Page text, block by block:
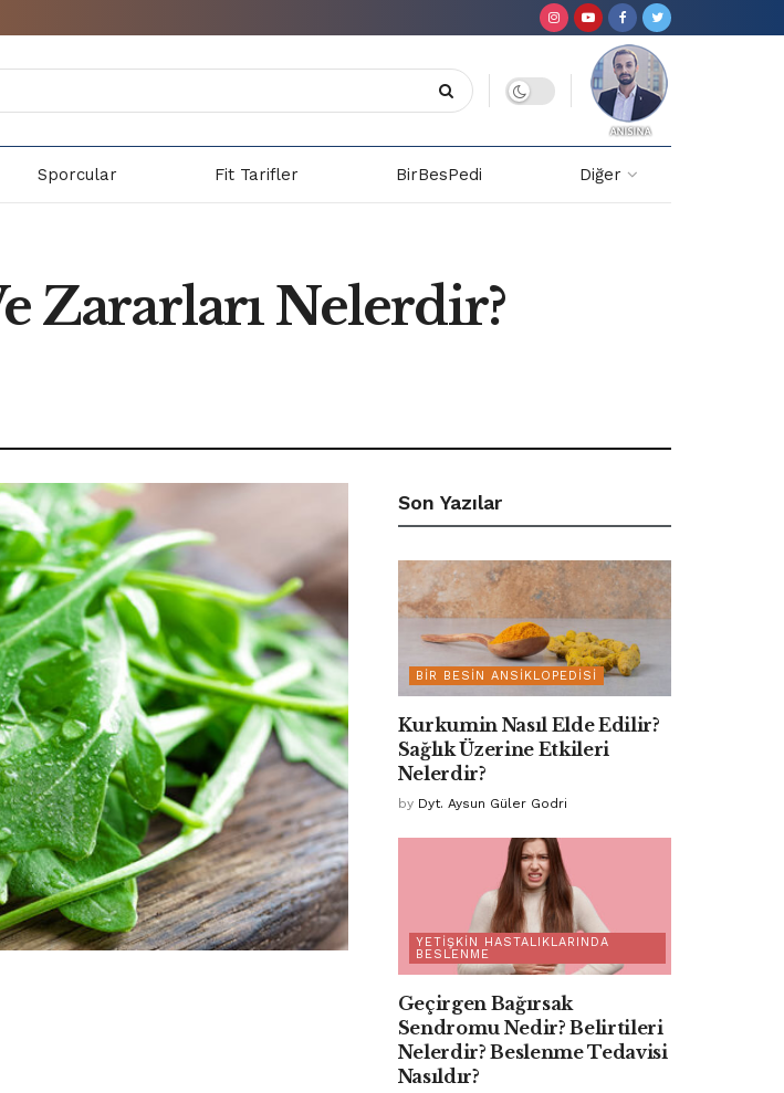
Sporcular Fit Tarifler BirBesPedi Diğer
Zararları Nelerdir?
Son Yazılar
BIR BESIN ANSIKLOPEDISI
Kurkumin Nasıl Elde Edilir?
Sağlık Üzerine Etkileri
Nelerdir?
by Dyt. Aysun Güler Godri
YETIŞKIN HASTALIKLARINDA
BESLENME
Geçirgen Bağırsak
Sendromu Nedir? Belirtileri
Nelerdir? Beslenme Tedavisi
Nasıldır?